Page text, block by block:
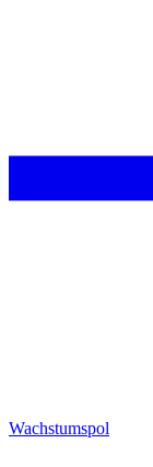
Wachstumspol